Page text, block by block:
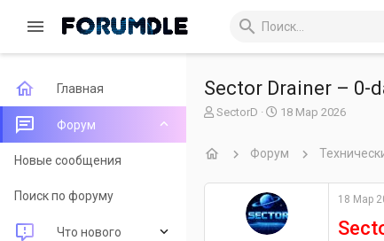
Главная
Форум
Новые сообщения
Поиск по форуму
Что нового
Sector Drainer – 0-
А
о
SectorD
Д
а
ч
а
18 Мар 2026
Форум
18 Мар